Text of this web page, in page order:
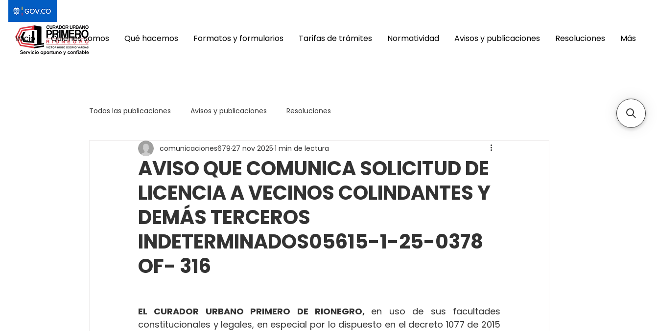
Inicio Quiénes somos Qué hacemos Formatos y formularios Tarifas de trámites Normatividad Avisos y publicaciones Resoluciones Más
Todas las publicaciones Avisos y publicaciones Resoluciones
AVISO QUE COMUNICA SOLICITUD DE
LICENCIA A VECINOS COLINDANTES Y
DEMÁS TERCEROS
INDETERMINADOS05615-1-25-0378
OF- 316
comunicaciones679 27 nov 2025 1 min de lectura
EL CURADOR URBANO PRIMERO DE RIONEGRO, en uso de sus facultades
constitucionales y legales, en especial por lo dispuesto en el decreto 1077 de 2015